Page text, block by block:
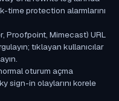
time protection alarmlarını
Mimecast) URL
tıklayan kullanıcılar
oturum açma
sign-in olaylarını korele